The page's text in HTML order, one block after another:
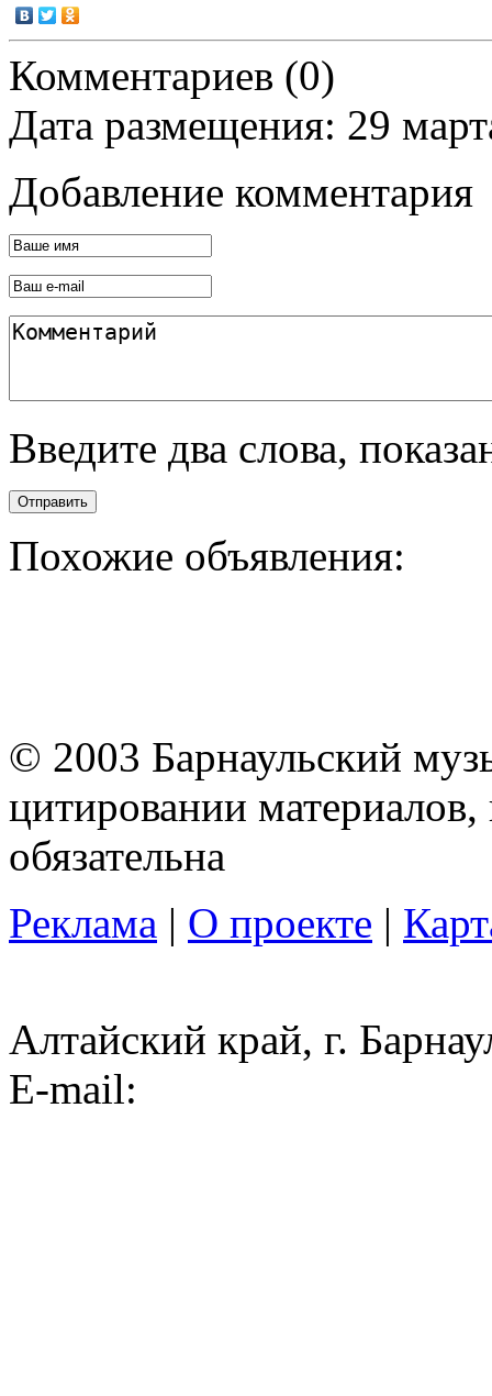
Комментариев (0)
Дата размещения: 29
Добавление комментария
Введите два слова,
Отправить
Похожие объявления:
© 2003 Барнаульский
цитировании
обязательна
Реклама | О проекте |
Алтайский край, г.
E-mail: